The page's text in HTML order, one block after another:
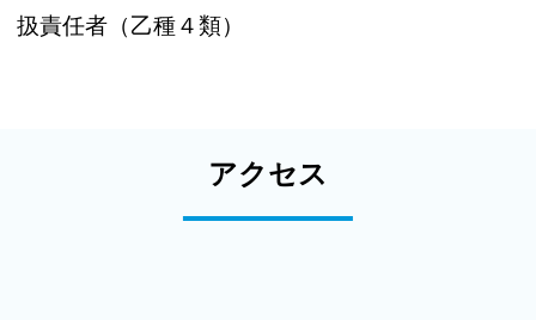
扱責任者（乙種４類）
アクセス